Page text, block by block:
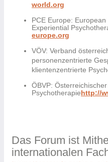
world.org
PCE Europe:
Experiential
europe.org
VÖV: Verband
personenzentrierte
klientenzentrierte
ÖBVP:
Psychotherapiehttp://
Das Forum ist
internationalen